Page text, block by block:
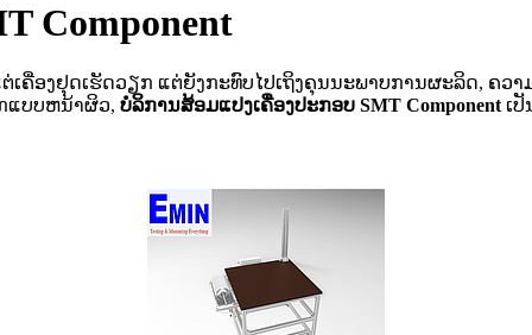
Component
ເຄື່ອງຢຸດເຮັດວຽກ ແຕ່ຍັງກະທົບໄປເຖິງຄຸນນະພາບການຜະລິດ, ຄ
ແບບຫນ້າຜິວ, ບໍລິການສ້ອມແປງເຄື່ອງປະກອບ SMT Component ເ